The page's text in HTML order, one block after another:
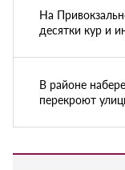
На
десятки кур и
В районе
перекроют